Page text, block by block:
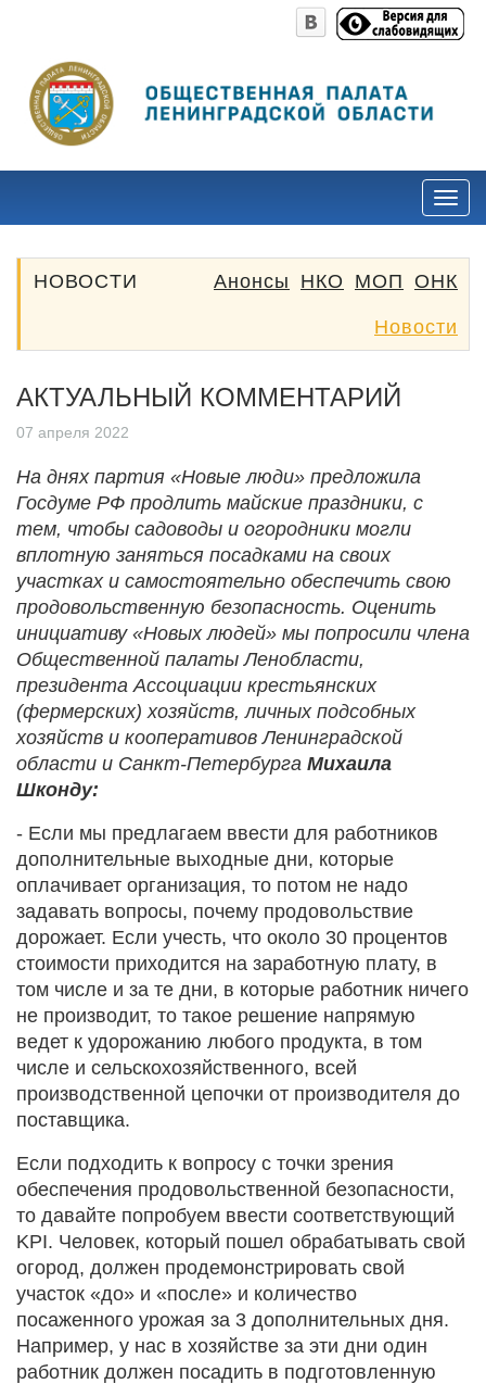
НОВОСТИ ОНК
МОП
НКО
Анонсы
Новости
АКТУАЛЬНЫЙ КОММЕНТАРИЙ
07 апреля 2022
На днях партия «Новые люди» предложила
Госдуме РФ продлить майские праздники, с
тем, чтобы садоводы и огородники могли
вплотную заняться посадками на своих
участках и самостоятельно обеспечить свою
продовольственную безопасность. Оценить
инициативу «Новых людей» мы попросили члена
Общественной палаты Ленобласти,
президента Ассоциации крестьянских
(фермерских) хозяйств, личных подсобных
хозяйств и кооперативов Ленинградской
области и Санкт-Петербурга Михаила
Шконду:
- Если мы предлагаем ввести для работников
дополнительные выходные дни, которые
оплачивает организация, то потом не надо
задавать вопросы, почему продовольствие
дорожает. Если учесть, что около 30 процентов
стоимости приходится на заработную плату, в
том числе и за те дни, в которые работник ничего
не производит, то такое решение напрямую
ведет к удорожанию любого продукта, в том
числе и сельскохозяйственного, всей
производственной цепочки от производителя до
поставщика.
Если подходить к вопросу с точки зрения
обеспечения продовольственной безопасности,
то давайте попробуем ввести соответствующий
KPI. Человек, который пошел обрабатывать свой
огород, должен продемонстрировать свой
участок «до» и «после» и количество
посаженного урожая за 3 дополнительных дня.
Например, у нас в хозяйстве за эти дни один
работник должен посадить в подготовленную